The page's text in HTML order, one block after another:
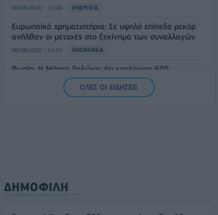
06/08/2026 - 11:00 ΕΝΕΡΓΕΙΑ
Ευρωπαϊκά χρηματιστήρια: Σε υψηλό επίπεδο ρεκόρ
ανήλθαν οι μετοχές στο ξεκίνημα των συναλλαγών
06/08/2026 - 10:50 ΟΙΚΟΝΟΜΙΑ
Ρωσία: Η Μόσχα δηλώνει ότι κατέρριψε 605
ουκρανικά drones τη νύχτα - Ελαφρές ζημιές σε
αποθήκη της WildberriesΟΛΕΣ ΟΙ ΕΙΔΗΣΕΙΣ
ΔΗΜΟΦΙΛΗ